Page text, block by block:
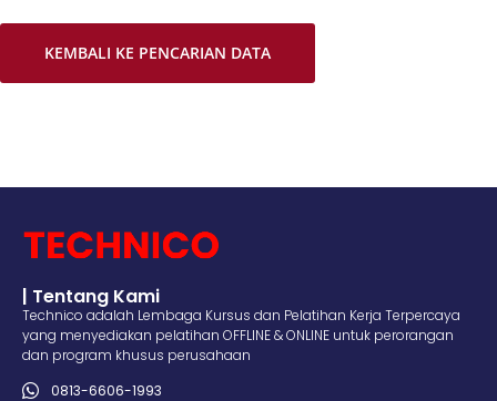
KEMBALI KE PENCARIAN DATA
| Tentang Kami
Technico adalah Lembaga Kursus dan Pelatihan Kerja Terpercaya
yang menyediakan pelatihan OFFLINE & ONLINE untuk perorangan
dan program khusus perusahaan
0813-6606-1993